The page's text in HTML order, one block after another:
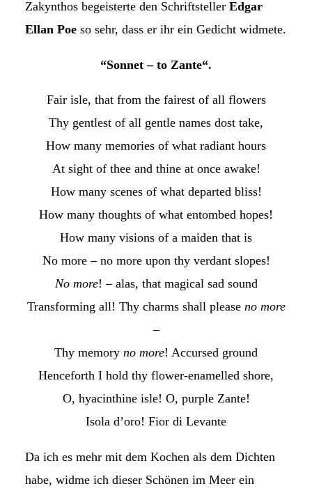
Zakynthos begeisterte den Schriftsteller Edgar
Ellan Poeso sehr, dass er ihr ein Gedicht widmete.
“Sonnet – to Zante“.
Fair isle, that from the fairest of all flowers
Thy gentlest of all gentle names dost take,
How many memories of what radiant hours
At sight of thee and thine at once awake!
How many scenes of what departed bliss!
How many thoughts of what entombed hopes!
How many visions of a maiden that is
No more – no more upon thy verdant slopes!
No more! – alas, that magical sad sound
Transforming all! Thy charms shall please no more
–
Thy memory no more! Accursed ground
Henceforth I hold thy flower-enamelled shore,
O, hyacinthine isle! O, purple Zante!
Isola d’oro! Fior di Levante
Da ich es mehr mit dem Kochen als dem Dichten
habe, widme ich dieser Schönen im Meer ein